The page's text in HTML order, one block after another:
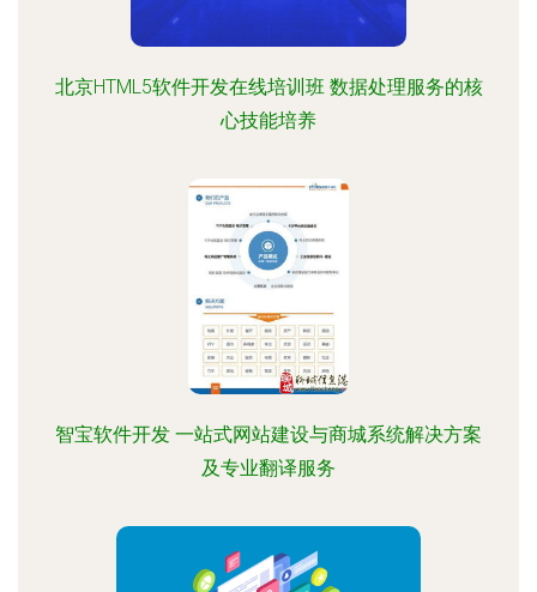
北京HTML5软件开发在线培训班 数据处理服务的核
心技能培养
智宝软件开发 一站式网站建设与商城系统解决方案
及专业翻译服务